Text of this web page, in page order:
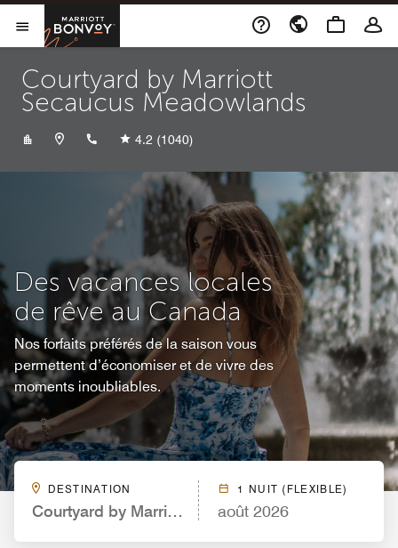
Skip to Content
Ouvrir le menu
Marriott Bonvoy
Courtyard by Marriott
Secaucus Meadowlands
+12016178888
4.2 (1040)
Des vacances locales
de rêve au Canada
Nos forfaits préférés de la saison vous
permettent d’économiser et de vivre des
moments inoubliables.
DESTINATION
Courtyard by Marriott Secaucus Meadowlands
1 NUIT (FLEXIBLE)
août 2026